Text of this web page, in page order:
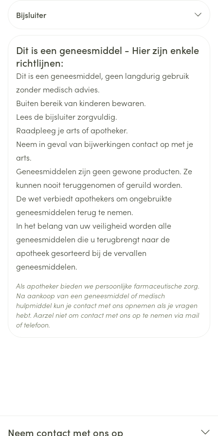
chloorpromazine en anderemiddelen uit de groep
der fenothiazines, haloperidol, sulpiride, sertindol en
droperidol. Lithium dient met de nodige
voorzichtigheid te worden ingenomen;
middelen die stuipen kunnen veroorzaken bv.
tramadol;
sommige middelen tegen hartritmestoornissen,
zoals kinidine, disopyramide, procainamide,
herkennen aan hoge koorts, versnelde ademhaling,
Onderhoudsdosis: 2 tot 12 mg/dag
De dagelijkse dosis wordt in eenmaal ingenomen.
Breedte
Lengte 103 mm
Diepte
Hoeveelheid
Verpakking
75
Actieve
Ingrediënten
pimozide
Behoud Kamertemperatuur (15°C - 25°C)
Bijsluiter
Veiligheidsinformatie
Dit is een geneesmiddel - Hier zijn enkele
richtlijnen:
Dit is een geneesmiddel, geen langdurig gebruik
zonder medisch advies.
Buiten bereik van kinderen bewaren.
Lees de bijsluiter zorgvuldig.
Raadpleeg je arts of apotheker.
Neem in geval van bijwerkingen contact op met je
arts.
Geneesmiddelen zijn geen gewone producten. Ze
kunnen nooit teruggenomen of geruild worden.
De wet verbiedt apothekers om ongebruikte
geneesmiddelen terug te nemen.
In het belang van uw veiligheid worden alle
geneesmiddelen die u terugbrengt naar de
apotheek gesorteerd bij de vervallen
geneesmiddelen.
Als apotheker bieden we persoonlijke farmaceutische zorg.
Na aankoop van een geneesmiddel of medisch
hulpmiddel kun je contact met ons opnemen als je vragen
hebt. Aarzel niet om contact met ons op te nemen via mail
of telefoon.
Neem contact met ons op